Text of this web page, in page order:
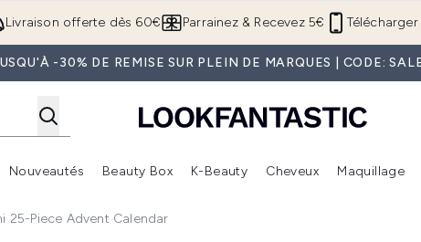
Passer au contenu principal
Livraison offerte dès 60€ Télécharger
Parrainez & Recevez 5€
-30% DE REMISE SUR PLEIN DE MARQUES | CODE:
Accédez au sous-menu (Boutique Été )
Accédez au sous-menu (Offres) Accédez au sous-menu (Marques)
Nouveautés
Accédez au sous-menu (Nouveautés)
Beauty Box
Accédez au sous-menu (Beauty Box)
K-Beauty Cheveux Maquillage
25-Piece Advent Calendar